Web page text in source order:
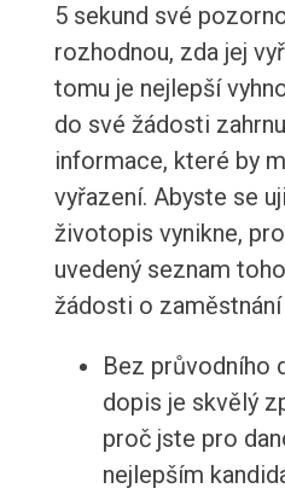
5 sekund své
rozhodnou, zda jej
tomu je nejlepší
do své žádosti
informace, které by
vyřazení. Abyste se
životopis vynikne,
uvedený seznam
žádosti o
Bez průvodního
dopis je skvělý
proč jste pro
nejlepším